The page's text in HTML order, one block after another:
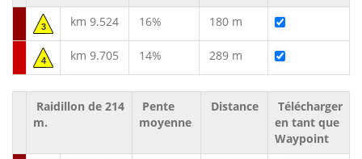
3 km 9.524 16% 180 m
4 km 9.705 14% 289 m
Raidillon de 214
m.
Pente
moyenne
Distance
Télécharger
en tant que
Waypoint